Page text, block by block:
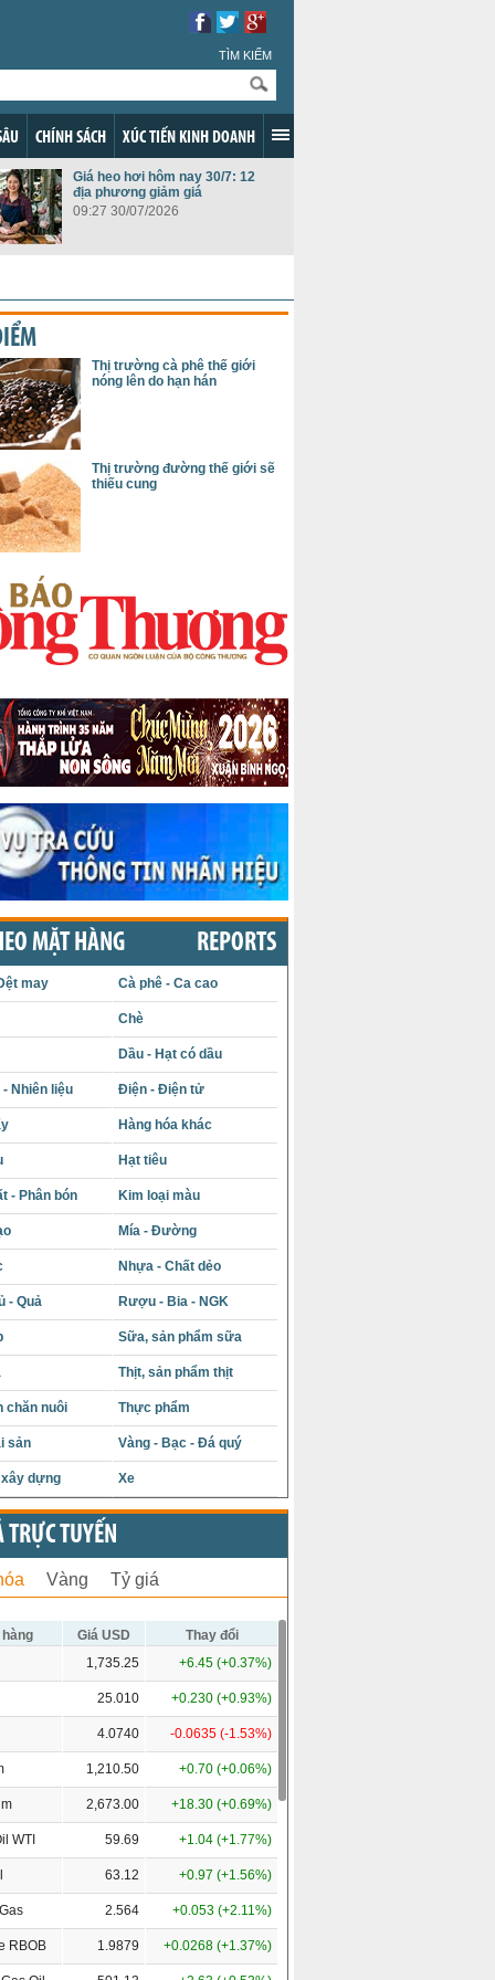
TÌM KIẾM
CHÍNH SÁCH XÚC TIẾN KINH DOANH
Giá heo hơi hôm nay 30/7: 12
địa phương giảm giá
09:27 30/07/2026
Thị trường cà phê thế giới
nóng lên do hạn hán
Thị trường đường thế giới sẽ
thiếu cung
MẶT HÀNG REPORTS
may Cà phê - Ca cao
Chè
Dầu - Hạt có dầu
- Nhiên liệu Điện - Điện tử
Hàng hóa khác
Hạt tiêu
- Phân bón Kim loại màu
Mía - Đường
Nhựa - Chất dẻo
- Quả Rượu - Bia - NGK
Sữa, sản phẩm sữa
Thịt, sản phẩm thịt
chăn nuôi Thực phẩm
sản Vàng - Bạc - Đá quý
dựng Xe
TRỰC TUYẾN
Vàng Tỷ giá
Giá USD
Thay đổi
1,735.25 +6.45 (+0.37%)
25.010 +0.230 (+0.93%)
4.0740 -0.0635 (-1.53%)
1,210.50 +0.70 (+0.06%)
2,673.00 +18.30 (+0.69%)
WTI 59.69 +1.04 (+1.77%)
63.12 +0.97 (+1.56%)
2.564 +0.053 (+2.11%)
RBOB 1.9879 +0.0268 (+1.37%)